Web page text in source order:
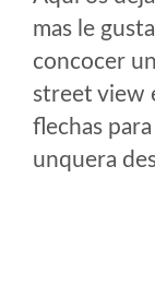
mas le
concocer
street view
flechas
unquera